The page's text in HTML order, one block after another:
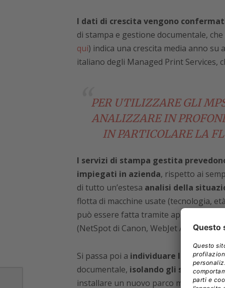
I dati di crescita vengono confermati
di stampa e gestione documentale,
qui) indica una crescita media anno
italiano degli Managed Print Services,
PER UTILIZZARE GLI
ANALIZZARE IN
IN PARTICOLARE LA
I servizi di stampa gestita
impiegati in azienda, rispetto ai
di tutto un’estesa analisi della
flotta di macchine usate (tecnologia,
può essere fatta tramite apposite
(NetSpot di Canon, WebJet Admin di
Si passa poi a individuare le effettive
documentale, isolando gli sprechi e
installare un nuovo parco macchine